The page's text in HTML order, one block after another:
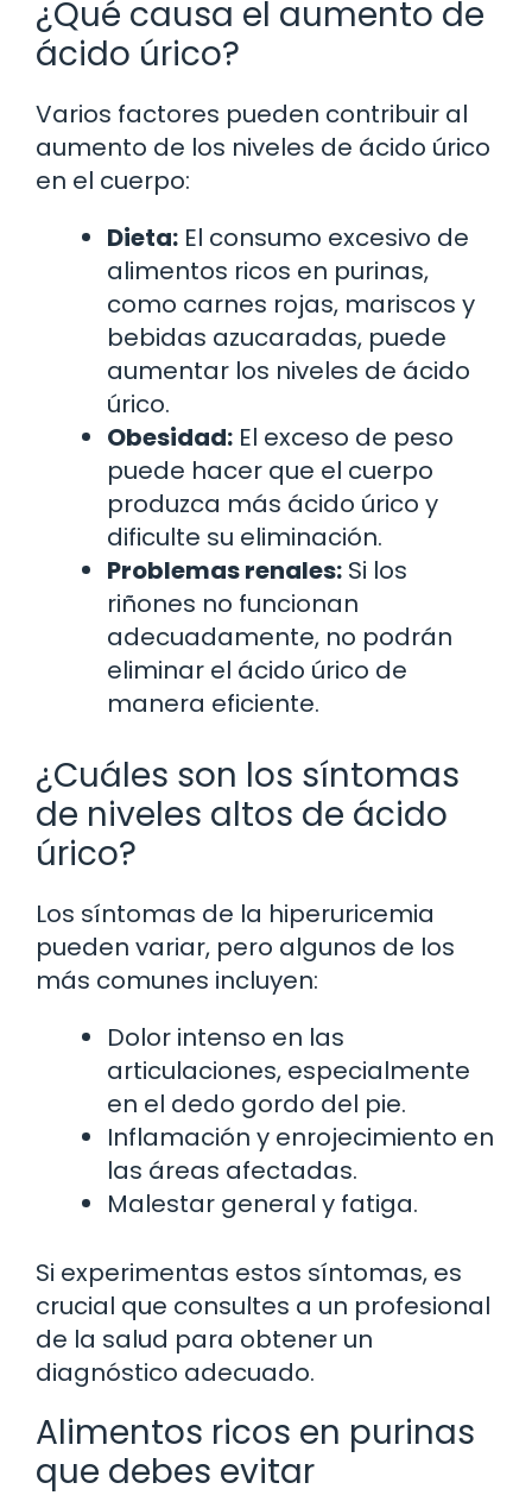
¿Qué causa el aumento de
ácido úrico?
Varios factores pueden contribuir al
aumento de los niveles de ácido úrico
en el cuerpo:
Dieta: El consumo excesivo de
alimentos ricos en purinas,
como carnes rojas, mariscos y
bebidas azucaradas, puede
aumentar los niveles de ácido
úrico.
Obesidad: El exceso de peso
puede hacer que el cuerpo
produzca más ácido úrico y
dificulte su eliminación.
Problemas renales: Si los
riñones no funcionan
adecuadamente, no podrán
eliminar el ácido úrico de
manera eficiente.
¿Cuáles son los síntomas
de niveles altos de ácido
úrico?
Los síntomas de la hiperuricemia
pueden variar, pero algunos de los
más comunes incluyen:
Dolor intenso en las
articulaciones, especialmente
en el dedo gordo del pie.
Inflamación y enrojecimiento en
las áreas afectadas.
Malestar general y fatiga.
Si experimentas estos síntomas, es
crucial que consultes a un profesional
de la salud para obtener un
diagnóstico adecuado.
Alimentos ricos en purinas
que debes evitar